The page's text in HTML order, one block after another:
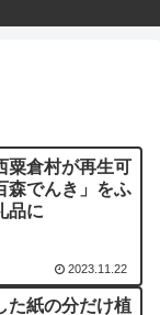
粟倉村が再生可
森でんき」をふ
品に
2023.11.22
た紙の分だけ植